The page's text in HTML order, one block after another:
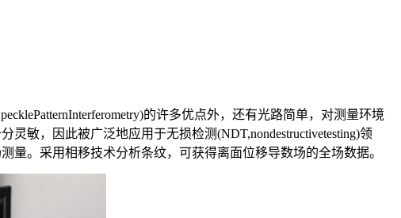
的许多优点外，还有光路简单，对测量环境
敏，因此被广泛地应用于无损检测(NDT,nondestructivetesting)领
。采用相移技术分析条纹，可获得离面位移导数场的全场数据。